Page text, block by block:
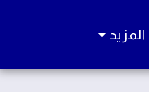
المزيد